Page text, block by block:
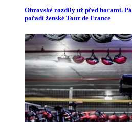
Obrovské rozdíly už před horami.
pořadí ženské Tour de France